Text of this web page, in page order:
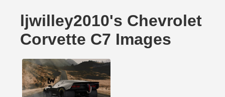
ljwilley2010's Chevrolet
Corvette C7 Images